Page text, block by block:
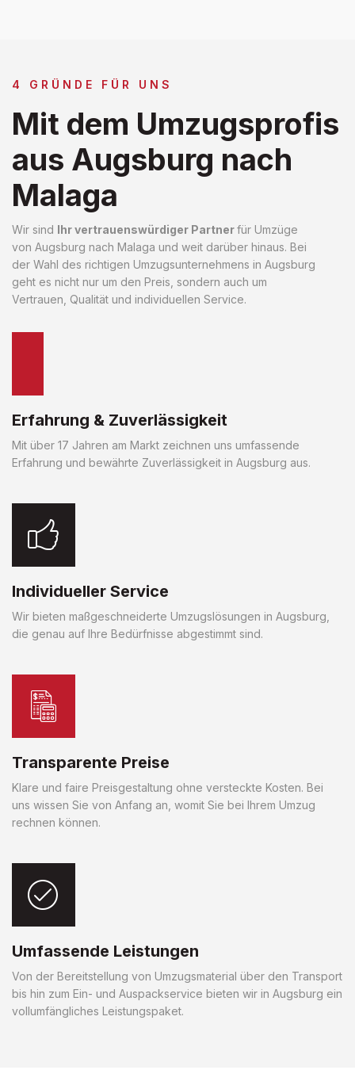
4 GRÜNDE FÜR UNS
Mit dem Umzugsprofis
aus Augsburg nach
Malaga
Wir sind Ihr vertrauenswürdiger Partnerfür Umzüge
von Augsburg nach Malaga und weit darüber hinaus. Bei
der Wahl des richtigen Umzugsunternehmens in Augsburg
geht es nicht nur um den Preis, sondern auch um
Vertrauen, Qualität und individuellen Service.
Erfahrung & Zuverlässigkeit
Mit über 17 Jahren am Markt zeichnen uns umfassende
Erfahrung und bewährte Zuverlässigkeit in Augsburg aus.
Individueller Service
Wir bieten maßgeschneiderte Umzugslösungen in Augsburg,
die genau auf Ihre Bedürfnisse abgestimmt sind.
Transparente Preise
Klare und faire Preisgestaltung ohne versteckte Kosten. Bei
uns wissen Sie von Anfang an, womit Sie bei Ihrem Umzug
rechnen können.
Umfassende Leistungen
Von der Bereitstellung von Umzugsmaterial über den Transport
bis hin zum Ein- und Auspackservice bieten wir in Augsburg ein
vollumfängliches Leistungspaket.